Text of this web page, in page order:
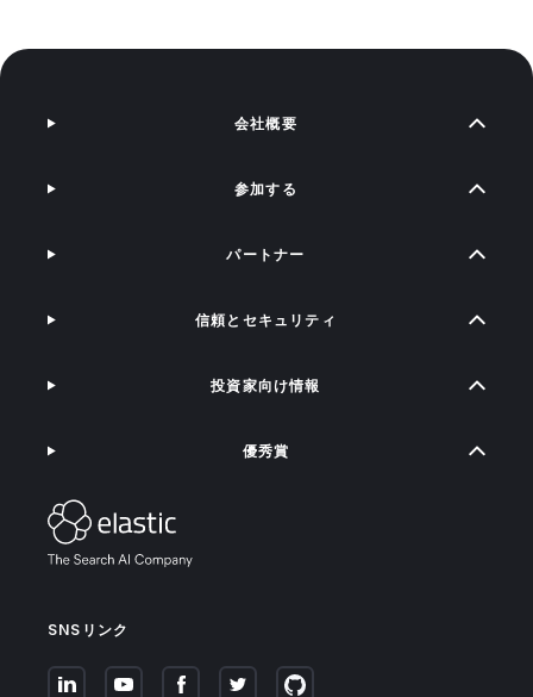
SNSリンク
会社概要
参加する
パートナー
信頼とセキュリティ
投資家向け情報
優秀賞